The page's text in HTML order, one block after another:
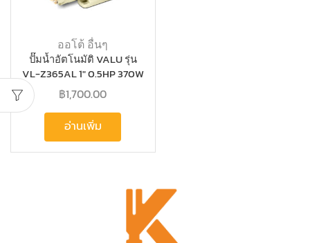
ออโต้ อื่นๆ
ปั๊มน้ำอัตโนมัติ VALU รุ่น
VL-Z365AL 1″ 0.5HP 370W
฿1,700.00
อ่านเพิ่ม